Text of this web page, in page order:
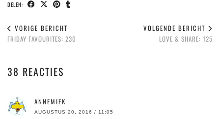
DELEN:
VORIGE BERICHT
FRIDAY FAVOURITES: 230
VOLGENDE BERICHT
LOVE & SHARE: 125
38 REACTIES
ANNEMIEK
AUGUSTUS 20, 2016 / 11:05